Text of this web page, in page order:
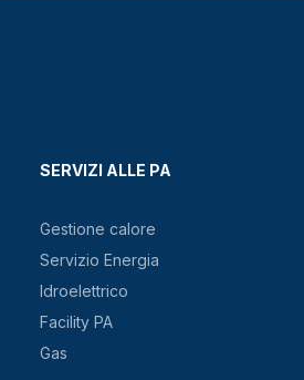
SERVIZI ALLE PA
Gestione calore
Servizio Energia
Idroelettrico
Facility PA
Gas